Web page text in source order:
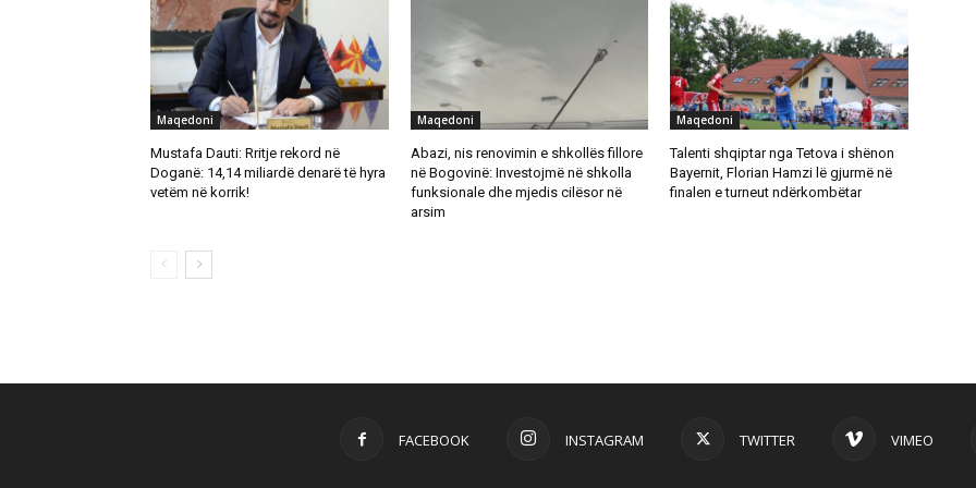
Maqedoni
Mustafa Dauti: Rritje rekord në
Doganë: 14,14 miliardë denarë të hyra
vetëm në korrik!
Maqedoni
Abazi, nis renovimin e shkollës fillore
në Bogovinë: Investojmë në shkolla
funksionale dhe mjedis cilësor në
arsim
Maqedoni
Talenti shqiptar nga Tetova i shënon
Bayernit, Florian Hamzi lë gjurmë në
finalen e turneut ndërkombëtar
FACEBOOK INSTAGRAM TWITTER VIMEO